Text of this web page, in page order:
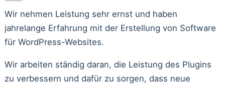
Wir nehmen Leistung sehr ernst und haben
jahrelange Erfahrung mit der Erstellung von Software
für WordPress-Websites.
Wir arbeiten ständig daran, die Leistung des Plugins
zu verbessern und dafür zu sorgen, dass neue